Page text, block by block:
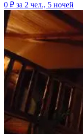
0 ₽ за 2 чел., 5 ночей